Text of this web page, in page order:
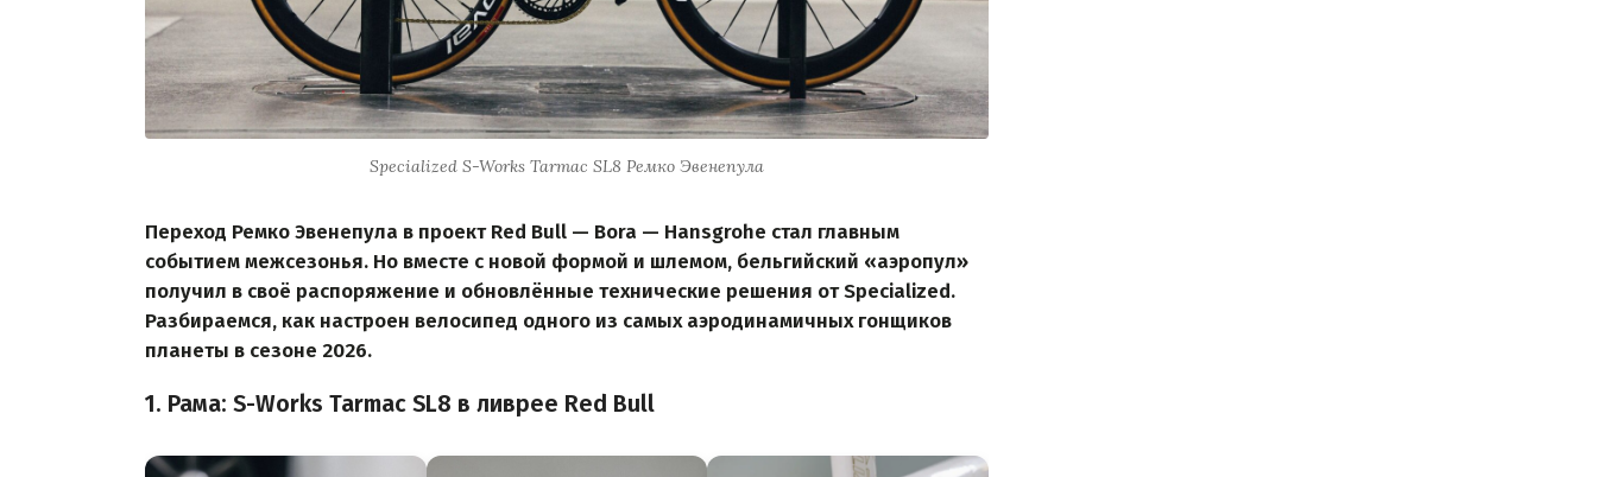
Specialized S-Works Tarmac SL8 Ремко Эвенепула
Переход Ремко Эвенепула в проект Red Bull — Bora — Hansgrohe стал главным
событием межсезонья. Но вместе с новой формой и шлемом, бельгийский «аэропул»
получил в своё распоряжение и обновлённые технические решения от Specialized.
Разбираемся, как настроен велосипед одного из самых аэродинамичных гонщиков
планеты в сезоне 2026.
1. Рама: S-Works Tarmac SL8 в ливрее Red Bull